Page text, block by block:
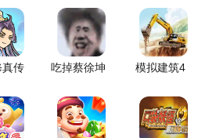
传 吃掉蔡徐坤 模拟建筑4